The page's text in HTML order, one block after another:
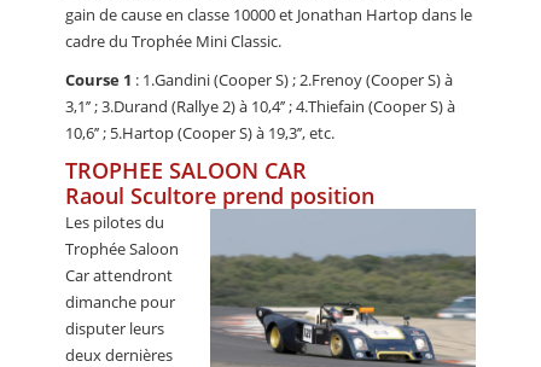
gain de cause en classe 10000 et Jonathan Hartop dans le
cadre du Trophée Mini Classic.
Course 1 : 1.Gandini (Cooper S) ; 2.Frenoy (Cooper S) à
3,1’’ ; 3.Durand (Rallye 2) à 10,4’’ ; 4.Thiefain (Cooper S) à
10,6’’ ; 5.Hartop (Cooper S) à 19,3’’, etc.
TROPHEE SALOON CAR
Raoul Scultore prend position
Les pilotes du
Trophée Saloon
Car attendront
dimanche pour
disputer leurs
deux dernières